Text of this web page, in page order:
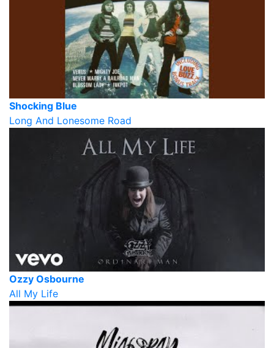
Shocking Blue
Long And Lonesome Road
Ozzy Osbourne
All My Life